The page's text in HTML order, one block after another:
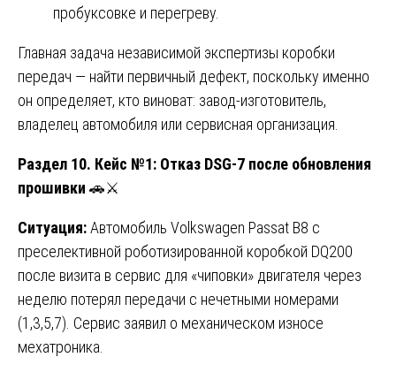
пробуксовке и перегреву.
Главная задача независимой экспертизы коробки
передач — найти первичный дефект, поскольку именно
он определяет, кто виноват: завод-изготовитель,
владелец автомобиля или сервисная организация.
Раздел 10. Кейс №1: Отказ DSG-7 после обновления
прошивки 🚗⚔️
Ситуация:Автомобиль Volkswagen Passat B8 с
преселективной роботизированной коробкой DQ200
после визита в сервис для «чиповки» двигателя через
неделю потерял передачи с нечетными номерами
(1,3,5,7). Сервис заявил о механическом износе
мехатроника.